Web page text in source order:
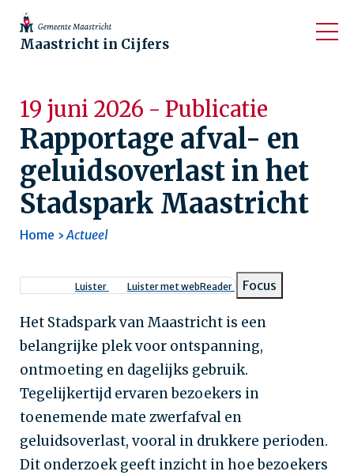
Maastricht in Cijfers
19 juni 2026 - Publicatie
Rapportage afval- en
geluidsoverlast in het
Stadspark Maastricht
Kruimelpad
Home Actueel
Luister Luister met webReader Focus
Het Stadspark van Maastricht is een
belangrijke plek voor ontspanning,
ontmoeting en dagelijks gebruik.
Tegelijkertijd ervaren bezoekers in
toenemende mate zwerfafval en
geluidsoverlast, vooral in drukkere perioden.
Dit onderzoek geeft inzicht in hoe bezoekers